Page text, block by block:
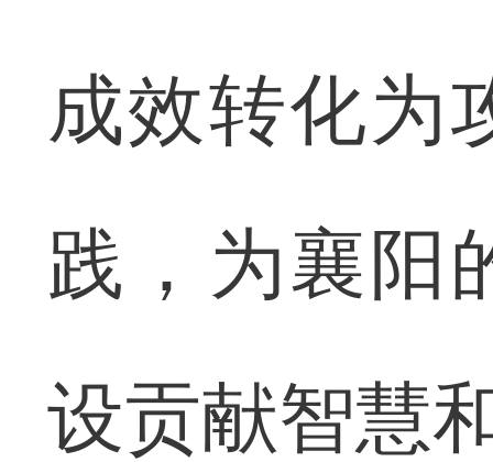
成效转化为
践，为襄阳
设贡献智慧